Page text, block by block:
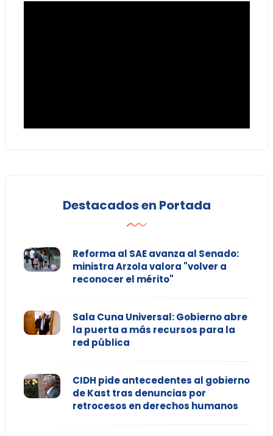
Destacados en Portada
Reforma al SAE avanza al Senado:
ministra Arzola valora "volver a
reconocer el mérito"
Sala Cuna Universal: Gobierno abre
la puerta a más recursos para la
red pública
CIDH pide antecedentes al gobierno
de Kast tras denuncias por
retrocesos en derechos humanos